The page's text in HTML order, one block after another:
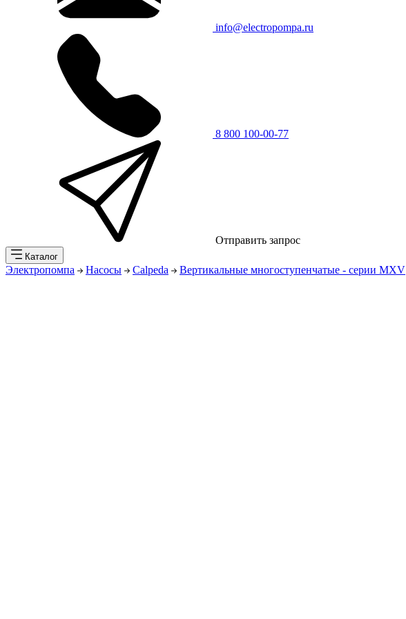
info@electropompa.ru
8 800 100-00-77
Отправить запрос
Каталог
Электропомпа Насосы Calpeda Вертикальные многоступенчатые - серии MXV